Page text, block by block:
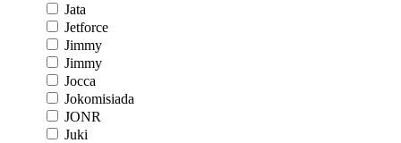
Jata
Jetforce
Jimmy
Jimmy
Jocca
Jokomisiada
JONR
Juki